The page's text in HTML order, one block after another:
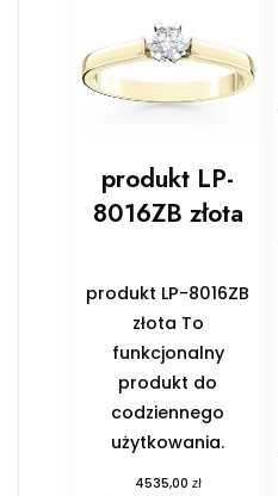
produkt LP-
8016ZB złota
produkt LP-8016ZB
złota To
funkcjonalny
produkt do
codziennego
użytkowania.
4535,00 zł